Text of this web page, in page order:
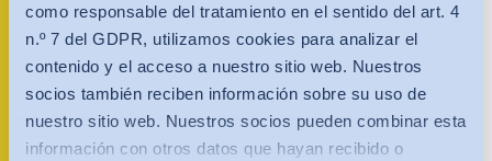
como responsable del tratamiento en el sentido del art. 4
n.º 7 del GDPR, utilizamos cookies para analizar el
contenido y el acceso a nuestro sitio web. Nuestros
socios también reciben información sobre su uso de
nuestro sitio web. Nuestros socios pueden combinar esta
información con otros datos que hayan recibido o